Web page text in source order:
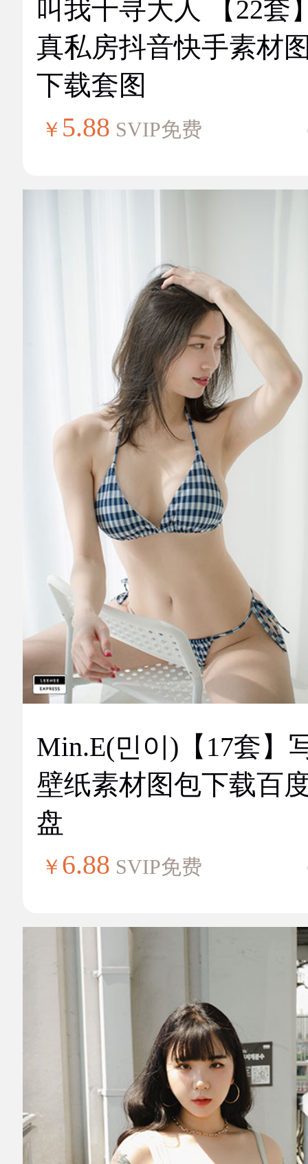
叫我千寻大人 【22套
真私房抖音快手素材
下载套图
￥ 5.88 SVIP免费
Min.E(민이)【17套】
壁纸素材图包下载百
盘
￥ 6.88 SVIP免费